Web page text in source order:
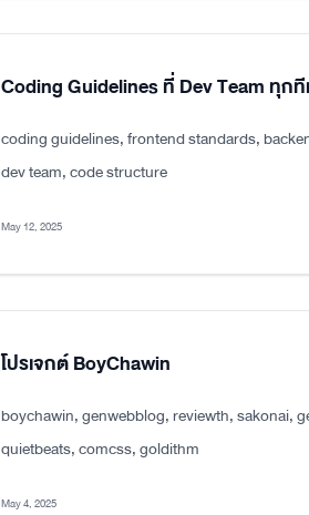
Coding Guidelines ที่ Dev Team ทุก
coding guidelines, frontend standards,
dev team, code structure
May 12, 2025
โปรเจกต์ BoyChawin
boychawin, genwebblog, reviewth, sakonai,
quietbeats, comcss, goldithm
May 4, 2025